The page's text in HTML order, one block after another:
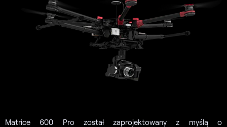
Matrice 600 Pro został zaprojektowany z myślą o